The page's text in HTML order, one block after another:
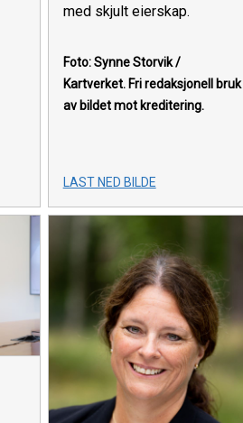
med skjult eierskap.
Foto: Synne Storvik /
Kartverket. Fri redaksjonell bruk
av bildet mot kreditering.
LAST NED BILDE